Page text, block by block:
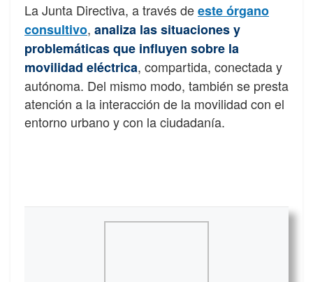
La Junta Directiva, a través deeste órgano
consultivo, analiza las situaciones y
problemáticas que influyen sobre la
movilidad eléctrica, compartida, conectada y
autónoma. Del mismo modo, también se presta
atención a la interacción de la movilidad con el
entorno urbano y con la ciudadanía.